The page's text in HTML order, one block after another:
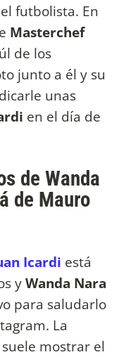
futbolista. En
Masterchef
de los
junto a él y su
unas
en el día de
de Wanda
de Mauro
Icardi está
yWanda Nara
para saludarlo
La
mostrar el